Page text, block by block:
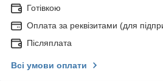
Готівкою
Оплата за реквізитами (для
Післяплата
Всі умови оплати